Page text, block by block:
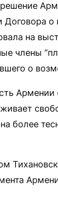
решение
о
на
члены
о
более